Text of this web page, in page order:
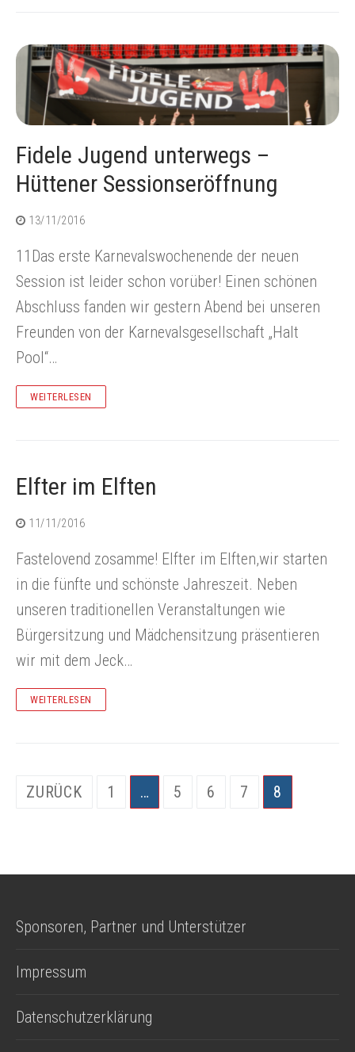
Fidele Jugend unterwegs –
Hüttener Sessionseröffnung
13/11/2016
11Das erste Karnevalswochenende der neuen
Session ist leider schon vorüber! Einen schönen
Abschluss fanden wir gestern Abend bei unseren
Freunden von der Karnevalsgesellschaft „Halt
Pool“…
WEITERLESEN
Elfter im Elften
11/11/2016
Fastelovend zosamme! Elfter im Elften,wir starten
in die fünfte und schönste Jahreszeit. Neben
unseren traditionellen Veranstaltungen wie
Bürgersitzung und Mädchensitzung präsentieren
wir mit dem Jeck…
WEITERLESEN
Seitennummerierung
ZURÜCK 1 … 5 6 7 8
Sponsoren, Partner und Unterstützer
Impressum
Datenschutzerklärung